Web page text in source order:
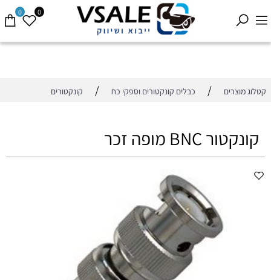
0 0
קטלוג מוצרים / כבלים קונקטורים וספקי כח / קונקטורים
קונקטור BNC מופה זכר